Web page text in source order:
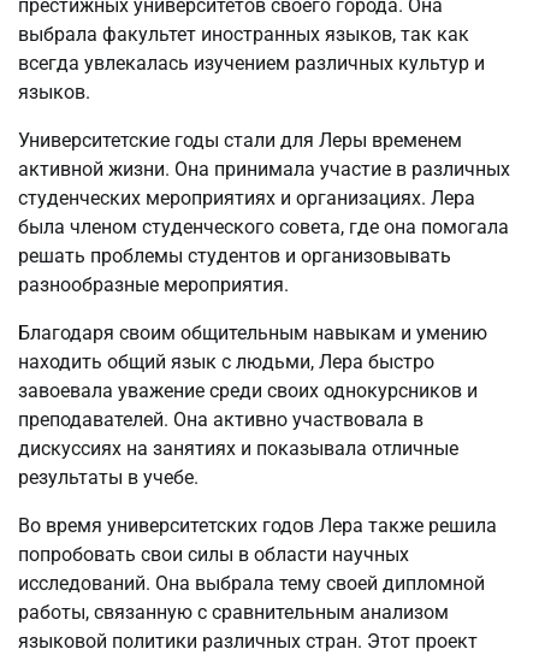
престижных университетов своего города. Она
выбрала факультет иностранных языков, так как
всегда увлекалась изучением различных культур и
языков.
Университетские годы стали для Леры временем
активной жизни. Она принимала участие в различных
студенческих мероприятиях и организациях. Лера
была членом студенческого совета, где она помогала
решать проблемы студентов и организовывать
разнообразные мероприятия.
Благодаря своим общительным навыкам и умению
находить общий язык с людьми, Лера быстро
завоевала уважение среди своих однокурсников и
преподавателей. Она активно участвовала в
дискуссиях на занятиях и показывала отличные
результаты в учебе.
Во время университетских годов Лера также решила
попробовать свои силы в области научных
исследований. Она выбрала тему своей дипломной
работы, связанную с сравнительным анализом
языковой политики различных стран. Этот проект